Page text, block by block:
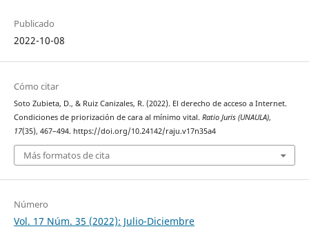
Publicado
2022-10-08
Cómo citar
Soto Zubieta, D., & Ruiz Canizales, R. (2022). El derecho de acceso a Internet.
Condiciones de priorización de cara al mínimo vital. Ratio Juris (UNAULA),
17(35), 467–494. https://doi.org/10.24142/raju.v17n35a4
Más formatos de cita
Número
Vol. 17 Núm. 35 (2022): Julio-Diciembre